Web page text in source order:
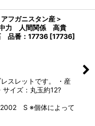
フガニスタン産＞
力 人間関係 高貴
品番：17736 [17736]
スレットです。 ・産
イズ：丸玉約12?
S ※個体によって